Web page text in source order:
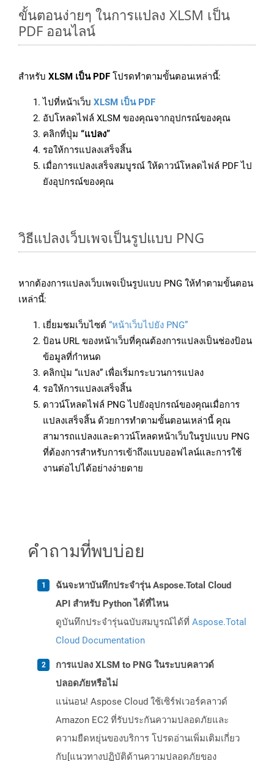
ขั้นตอนง่ายๆ ในการแปลง XLSM เป็น
PDF ออนไลน์
สำหรับ XLSM เป็น PDF โปรดทำตามขั้นตอนเหล่านี้:
ไปที่หน้าเว็บ XLSM เป็น PDF
อัปโหลดไฟล์ XLSM ของคุณจากอุปกรณ์ของคุณ
คลิกที่ปุ่ม “แปลง”
รอให้การแปลงเสร็จสิ้น
เมื่อการแปลงเสร็จสมบูรณ์ ให้ดาวน์โหลดไฟล์ PDF ไป
ยังอุปกรณ์ของคุณ
วิธีแปลงเว็บเพจเป็นรูปแบบ PNG
หากต้องการแปลงเว็บเพจเป็นรูปแบบ PNG ให้ทำตามขั้นตอน
เหล่านี้:
เยี่ยมชมเว็บไซต์ “หน้าเว็บไปยัง PNG”
ป้อน URL ของหน้าเว็บที่คุณต้องการแปลงเป็นช่องป้อน
ข้อมูลที่กำหนด
คลิกปุ่ม “แปลง” เพื่อเริ่มกระบวนการแปลง
รอให้การแปลงเสร็จสิ้น
ดาวน์โหลดไฟล์ PNG ไปยังอุปกรณ์ของคุณเมื่อการ
แปลงเสร็จสิ้น ด้วยการทำตามขั้นตอนเหล่านี้ คุณ
สามารถแปลงและดาวน์โหลดหน้าเว็บในรูปแบบ PNG
ที่ต้องการสำหรับการเข้าถึงแบบออฟไลน์และการใช้
งานต่อไปได้อย่างง่ายดาย
คำถามที่พบบ่อย
ฉันจะหาบันทึกประจำรุ่น Aspose.Total Cloud
API สำหรับ Python ได้ที่ไหน
ดูบันทึกประจำรุ่นฉบับสมบูรณ์ได้ที่ Aspose.Total
Cloud Documentation
การแปลง XLSM to PNG ในระบบคลาวด์
ปลอดภัยหรือไม่
แน่นอน! Aspose Cloud ใช้เซิร์ฟเวอร์คลาวด์
Amazon EC2 ที่รับประกันความปลอดภัยและ
ความยืดหยุ่นของบริการ โปรดอ่านเพิ่มเติมเกี่ยว
กับ[แนวทางปฏิบัติด้านความปลอดภัยของ